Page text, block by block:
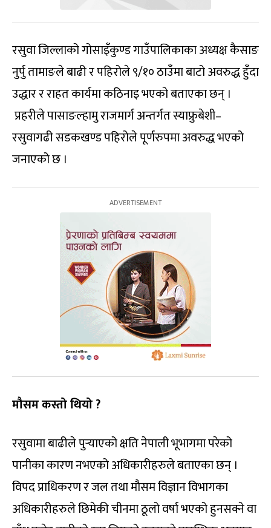
रसुवा जिल्लाको गोसाइँकुण्ड गाउँपालिकाका अध्यक्ष कैसाङ
नुर्पु तामाङले बाढी र पहिरोले ९/१० ठाउँमा बाटो अवरुद्ध हुँदा
उद्धार र राहत कार्यमा कठिनाइ भएको बताएका छन् ।
प्रहरीले पासाङल्हामु राजमार्ग अन्तर्गत स्याफ्रुबेशी–
रसुवागढी सडकखण्ड पहिरोले पूर्णरुपमा अवरुद्ध भएको
जनाएको छ ।
मौसम कस्तो थियो ?
रसुवामा बाढीले पुर्‍याएको क्षति नेपाली भूभागमा परेको
पानीका कारण नभएको अधिकारीहरुले बताएका छन् ।
विपद प्राधिकरण र जल तथा मौसम विज्ञान विभागका
अधिकारीहरुले छिमेकी चीनमा ठूलो वर्षा भएको हुनसक्ने वा